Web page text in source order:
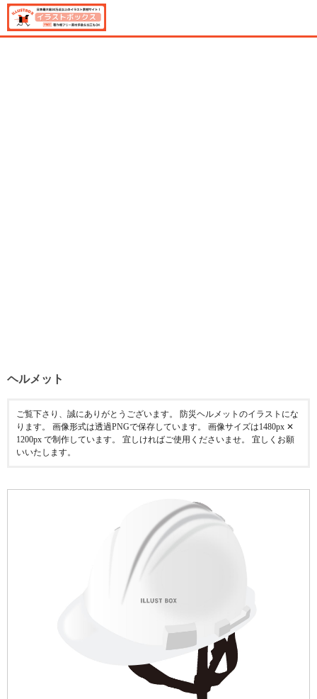
ヘルメット
ご覧下さり、誠にありがとうございます。 防災ヘルメットのイラストにな
ります。 画像形式は透過PNGで保存しています。 画像サイズは1480px ✕
1200px で制作しています。 宜しければご使用くださいませ。 宜しくお願
いいたします。